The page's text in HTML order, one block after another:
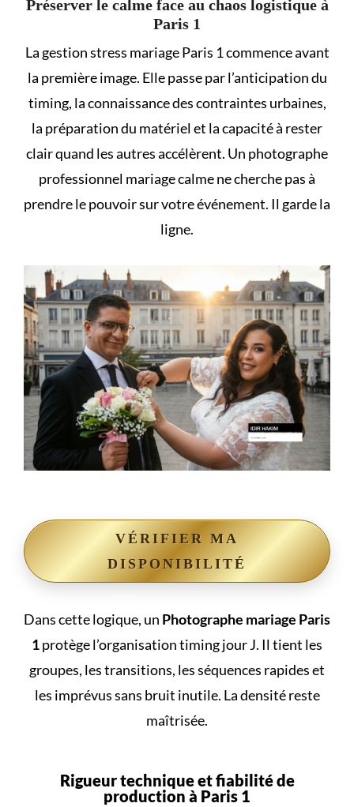
Préserver le calme face au chaos logistique à
Paris 1
La gestion stress mariage Paris 1 commence avant
la première image. Elle passe par l’anticipation du
timing, la connaissance des contraintes urbaines,
la préparation du matériel et la capacité à rester
clair quand les autres accélèrent. Un photographe
professionnel mariage calme ne cherche pas à
prendre le pouvoir sur votre événement. Il garde la
ligne.
VÉRIFIER MA
DISPONIBILITÉ
Dans cette logique, un Photographe mariage Paris
1protège l’organisation timing jour J. Il tient les
groupes, les transitions, les séquences rapides et
les imprévus sans bruit inutile. La densité reste
maîtrisée.
Rigueur technique et fiabilité de
production à Paris 1